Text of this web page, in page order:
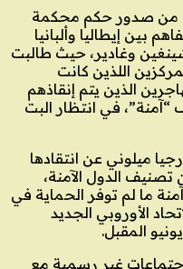
من صدور حكم محكمة
بين إيطاليا وألبانيا
وغادير، حيث طالبت
اللذين كانت
الذين يتم إنقاذهم
في انتظار البت
ميلوني عن انتقادها
تصنيف الدول الآمنة،
ما لم توفر الحماية في
الأوروبي الجديد
غير رسمية مع